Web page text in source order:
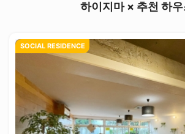
하이지마 × 추천 하
SOCIAL RESIDENCE